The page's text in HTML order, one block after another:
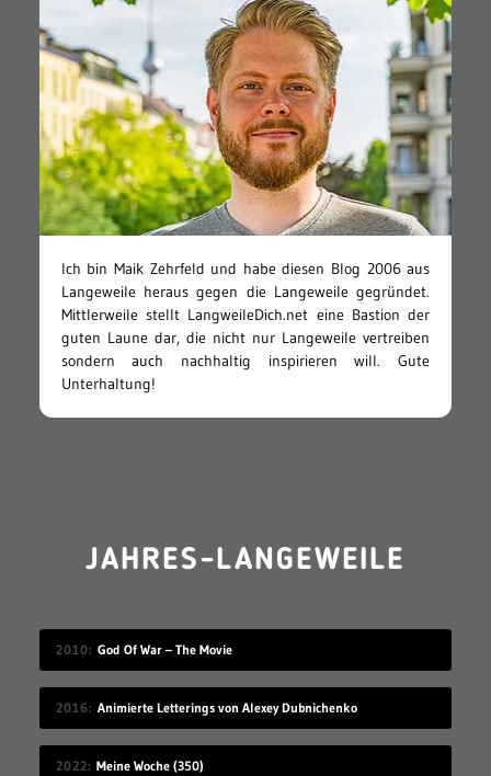
Ich bin Maik Zehrfeld und habe diesen Blog 2006 aus
Langeweile heraus gegen die Langeweile gegründet.
Mittlerweile stellt LangweileDich.net eine Bastion der
guten Laune dar, die nicht nur Langeweile vertreiben
sondern auch nachhaltig inspirieren will. Gute
Unterhaltung!
JAHRES-LANGEWEILE
2010 God Of War – The Movie
2016 Animierte Letterings von Alexey Dubnichenko
2022 Meine Woche (350)